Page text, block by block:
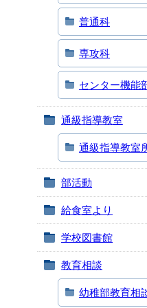
普通科
専攻科
センター機能
通級指導教室
通級指導教室
部活動
給食室より
学校図書館
教育相談
幼稚部教育相